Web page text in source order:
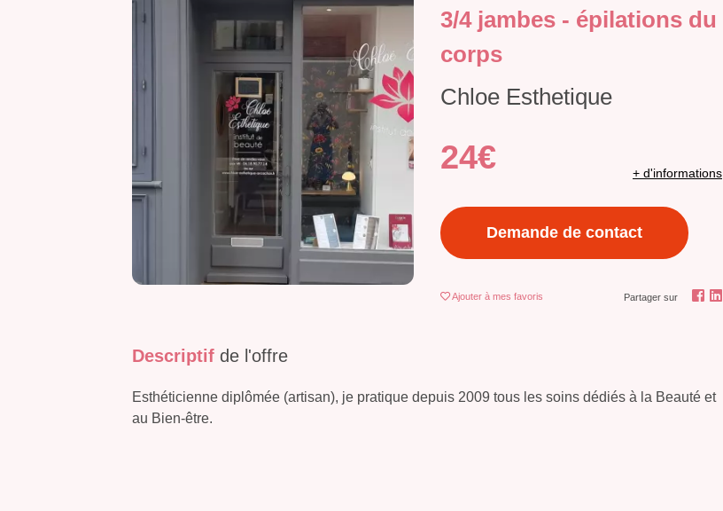
3/4 jambes - épilations du
corps
Chloe Esthetique
24€ + d'informations
Demande de contact
Ajouter à mes favoris Partager sur
Descriptif de l'offre
Esthéticienne diplômée (artisan), je pratique depuis 2009 tous les soins dédiés à la Beauté et
au Bien-être.